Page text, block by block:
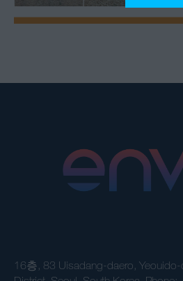
16층, 83 Uisadang-daero,